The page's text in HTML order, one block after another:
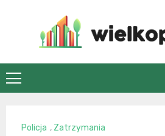
Policja , Zatrzymania